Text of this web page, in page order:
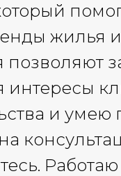
жилья
и
Работаю